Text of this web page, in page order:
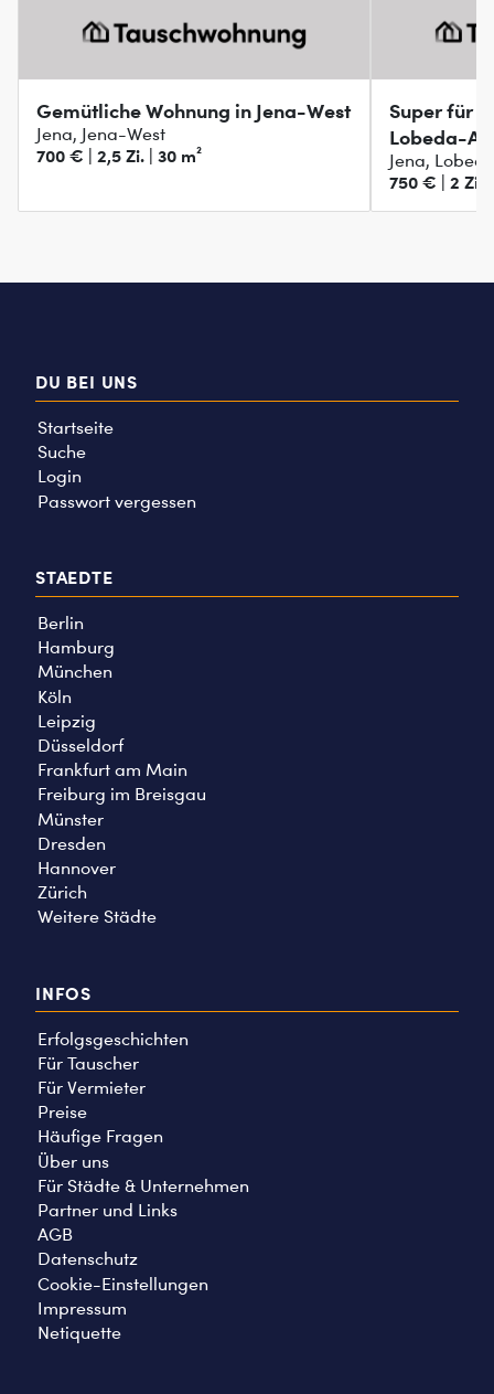
Gemütliche Wohnung in Jena-West
Jena, Jena-West
700 € | 2,5 Zi. | 30 m²
Super für
Lobeda-
Jena,
750 € | 2 Zi. |
DU BEI UNS
Startseite
Suche
Login
Passwort vergessen
STAEDTE
Berlin
Hamburg
München
Köln
Leipzig
Düsseldorf
Frankfurt am Main
Freiburg im Breisgau
Münster
Dresden
Hannover
Zürich
Weitere Städte
INFOS
Erfolgsgeschichten
Für Tauscher
Für Vermieter
Preise
Häufige Fragen
Über uns
Für Städte & Unternehmen
Partner und Links
AGB
Datenschutz
Cookie-Einstellungen
Impressum
Netiquette